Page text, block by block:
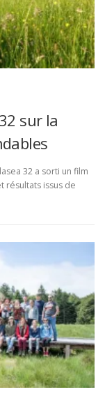
sur la
32 a sorti un film
résultats issus de